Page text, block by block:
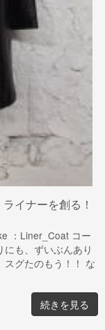
イナーを創る！
：Liner_Coat コー
にも、ずいぶんあり
スグたのもう！！ な
続きを見る